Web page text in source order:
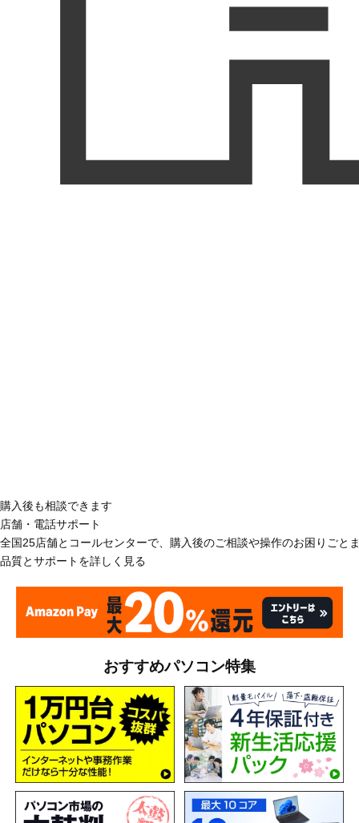
購入後も相談できます
店舗・電話サポート
全国25店舗とコールセンターで、購入後のご相談や操作のお困りごと
品質とサポートを詳しく見る
おすすめパソコン特集